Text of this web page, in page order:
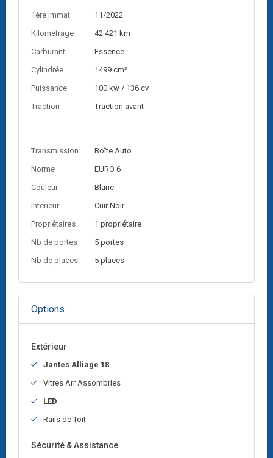
1ère immat
11/2022
Kilométrage
42 421 km
Carburant
Essence
Cylindrée
1499 cm³
Puissance
100 kw / 136 cv
Traction
Traction avant
Transmission
Boîte Auto
Norme
EURO 6
Couleur
Blanc
Interieur
Cuir Noir
Propriétaires
1 propriétaire
Nb de portes
5 portes
Nb de places
5 places
Options
Extérieur
Jantes Alliage 18
Vitres Arr Assombries
LED
Rails de Toit
Sécurité & Assistance